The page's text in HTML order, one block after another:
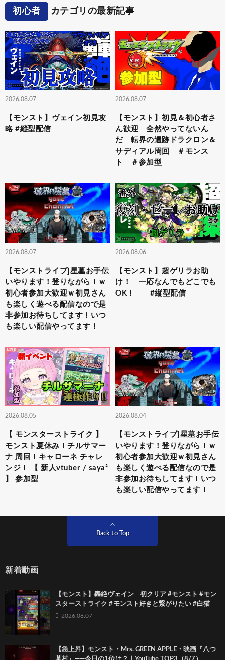
初心者 カテゴリの最新記事
2026.08.07
【モンスト】ヴェイン初見攻
略 #縦型配信
2026.08.07
【モンスト】初見＆初心者さ
ん歓迎 全然やってないん
だ 転界の遺跡ドラクロン＆
サディアル周回 ＃モンス
ト ＃参加型
2026.08.07
【モンストライブ]星墓お手伝
いやります！登りながら！ｗ
初心者参加大歓迎ｗ初見さん
も楽しく遊べる配信なので是
非参加お待ちしてます！いつ
も楽しい配信やってます！
2026.08.06
【モンスト】超ゲリラお助
け！ 一応なんでもどこでも
OK！ #縦型配信
2026.08.05
【 モンスターストライク 】
モンスト夏休み！チルサマー
ナ 周回！キャローネ チャレ
ンジ！ 【 新人vtuber / saya²
】 参加型
2026.08.04
【モンストライブ]星墓お手伝
いやります！登りながら！ｗ
初心者参加大歓迎ｗ初見さん
も楽しく遊べる配信なので是
非参加お待ちしてます！いつ
も楽しい配信やってます！
Back to Top
新着動画
【モンスト】轟絶ヴェイン 初クリア #モンスト #モン
スターストライク #モンスト好きと繋がりたい #白猫
2026.08.07
【急上昇】モンスト・Mrs. GREEN APPLE・映画『八つ